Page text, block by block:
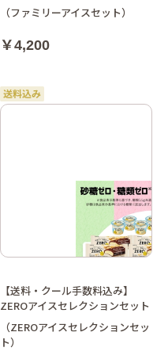
（ファミリーアイスセット）
￥4,200
【送料・クール手数料込み】
ZEROアイスセレクションセット
（ZEROアイスセレクションセッ
ト）